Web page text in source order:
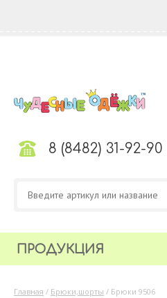
8 (8482) 31-92-90
ПРОДУКЦИЯ
Главная / Брюки,шорты / Брюки 9506